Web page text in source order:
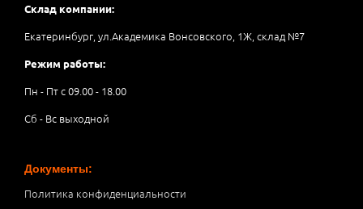
Склад компании:
Екатеринбург, ул.Академика Вонсовского, 1Ж, склад №7
Режим работы:
Пн - Пт с 09.00 - 18.00
Сб - Вс выходной
Документы:
Политика конфиденциальности